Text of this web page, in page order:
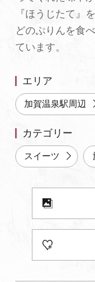
お知らせ
パンフレット
写真ダウンロー
プライバシー
『ほうじたて』
どのぷりんを食
ています。
エリア
加賀温泉駅周辺
カテゴリー
スイーツ